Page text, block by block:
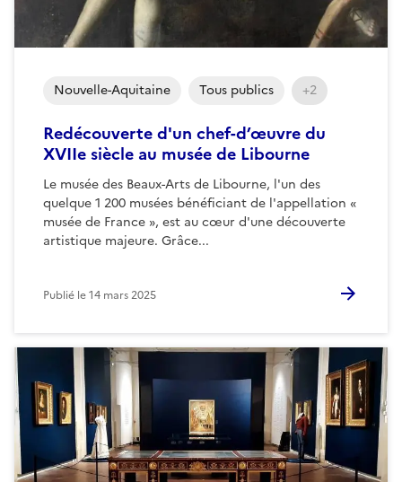
Redécouverte d'un chef-d’œuvre du
XVIIe siècle au musée de Libourne
Le musée des Beaux-Arts de Libourne, l'un des
quelque 1 200 musées bénéficiant de l'appellation «
musée de France », est au cœur d'une découverte
artistique majeure. Grâce...
Nouvelle-Aquitaine Tous publics +2
Publié le14 mars 2025